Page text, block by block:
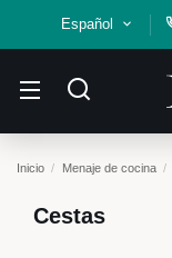
Español
Inicio Menaje de cocina
Cestas